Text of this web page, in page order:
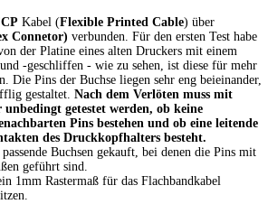
Kabel (Flexible Printed Cable) über
Connetor) verbunden. Für den ersten Test habe
der Platine eines alten Druckers mit einem
-geschliffen - wie zu sehen, ist diese für mehr
Die Pins der Buchse liegen sehr eng beieinander,
gestaltet. Nach dem Verlöten muss mit
getestet werden, ob keine
Pins bestehen und ob eine leitende
des Druckkopfhalters besteht.
Buchsen gekauft, bei denen die Pins mit
geführt sind.
1mm Rastermaß für das Flachbandkabel